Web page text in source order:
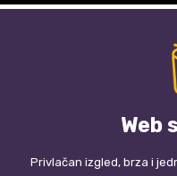
Web
Privlačan izgled, brza i